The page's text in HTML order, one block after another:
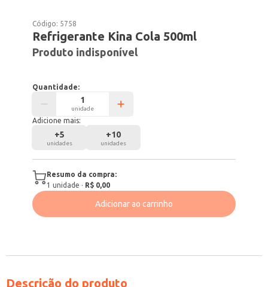
Código: 5758
Refrigerante Kina Cola 500ml
Produto indisponível
Quantidade:
unidade
Adicione mais:
+5
unidades
+10
unidades
Resumo da compra:
1 unidade · R$ 0,00
Adicionar ao carrinho
Descrição do produto